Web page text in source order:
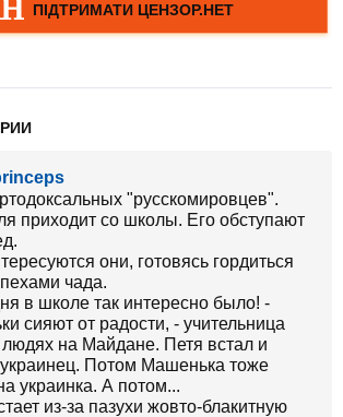
"русскомировцев".
приходит со школы. Его обступают
они, готовясь гордиться
чада.
в школе так интересно было! -
сияют от радости, - учительница
на Майдане. Петя встал и
украинец. Потом Машенька тоже
украинка. А потом...
из-за пазухи жовто-блакитную